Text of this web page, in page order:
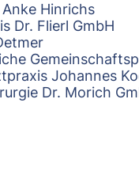
Hinrichs
Dr. Flierl GmbH
Johannes
Dr. Morich